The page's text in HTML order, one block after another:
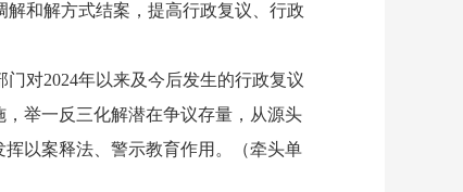
和解方式结案，提高行政复议、行政
对2024年以来及今后发生的行政复议
举一反三化解潜在争议存量，从源头
以案释法、警示教育作用。（牵头单